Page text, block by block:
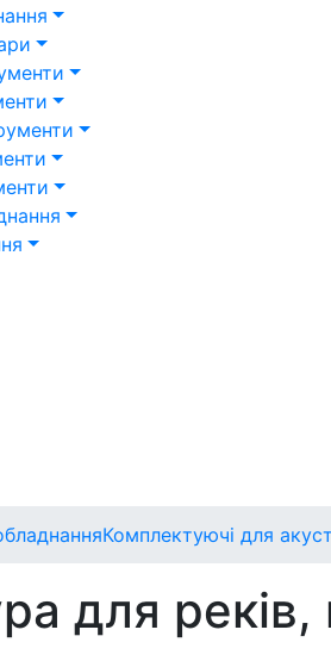
Комплектуючі для
для реків,